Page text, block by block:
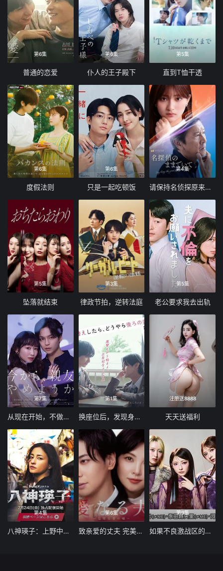
第6集
普通的恋爱
第6集
仆人的王子殿下
第5集
直到T恤干透
第6集
度假法则
第6集
只是一起吃顿饭
第4集
请保持名侦探原来的样子
第5集
坠落就结束
第3集
律政节拍，逆转法庭
第5集
老公要求我去出轨
第7集
从现在开始，不做朋友了吧
第1集
换座位后，发现身后的男生好像喜欢我
注册送8888
天天送福利
第4集
八神瑛子：上野中央署组织犯罪对策课
第6集
致亲爱的丈夫 完美妻子的谎言
第9集
如果不良激战区的四天王转生成了偶像团体